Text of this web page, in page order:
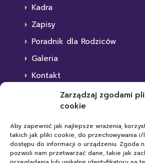
Zarządzaj zgodami
cookie
Aby zapewnić jak najlepsze wrażenia,
takich jak pliki cookie, do przechowywania i/
dostępu do informacji o urządzeniu. Zgoda
pozwoli nam przetwarzać dane, takie jak
Kadra
Zapisy
Poradnik dla Rodziców
Galeria
Kontakt
Statut Przedszkola
Standardy Ochrony Małoletnich
Polityka plików cookies
Przydatne linki